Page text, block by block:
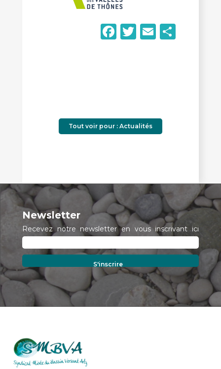
Facebook
Twitter
Email
Tout voir pour : Actualités
Newsletter
Recevez notre newsletter en vous inscrivant ici